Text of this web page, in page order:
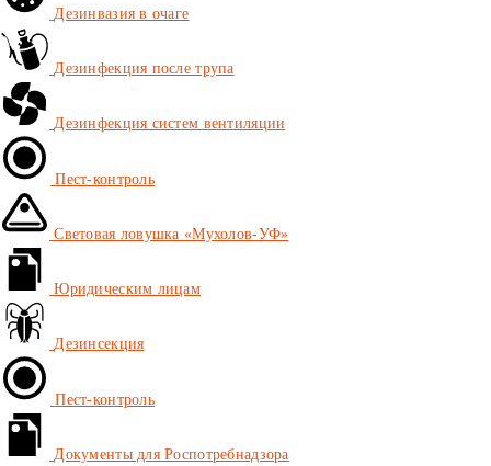
Дезинвазия в очаге
Дезинфекция после трупа
Дезинфекция систем вентиляции
Пест-контроль
Световая ловушка «Мухолов-УФ»
Юридическим лицам
Дезинсекция
Пест-контроль
Документы для Роспотребнадзора